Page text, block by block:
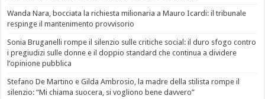
Wanda Nara, bocciata la richiesta milionaria a Mauro Icardi: il tribunale
respinge il mantenimento provvisorio
Sonia Bruganelli rompe il silenzio sulle critiche social: il duro sfogo contro
i pregiudizi sulle donne e il doppio standard che continua a dividere
l’opinione pubblica
Stefano De Martino e Gilda Ambrosio, la madre della stilista rompe il
silenzio: “Mi chiama suocera, si vogliono bene davvero”